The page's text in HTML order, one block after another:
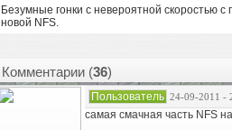
Безумные гонки с невероятной скоростью
новой NFS.
Комментарии (36)
Пользователь 24-09-2011 -
самая смачная часть NFS